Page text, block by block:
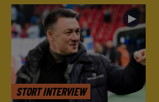
STORT INTERVIEW
►
// LIVE